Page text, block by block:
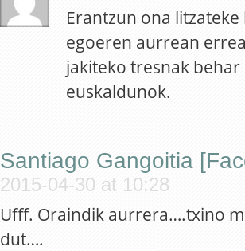
Erantzun ona
egoeren aurrean
jakiteko tresnak
euskaldunok.
Santiago Gangoitia
2015-04-30 at 10:28
Ufff. Oraindik aurrera….txino
dut….